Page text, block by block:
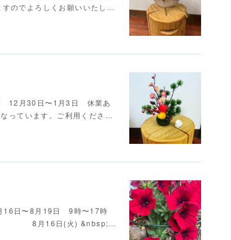
のでよろしくお願いいたし…
12月30日〜1月3日 休業あ
ています。ご利用くださ…
〜8月19日 9時〜17時
業 8月16日(火) &nbsp;…